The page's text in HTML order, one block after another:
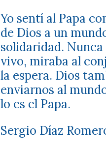
Yo sentí al Papa
de Dios a un
solidaridad.
vivo, miraba al
la espera. Dios
enviarnos al
lo es el Papa.
Sergio Díaz